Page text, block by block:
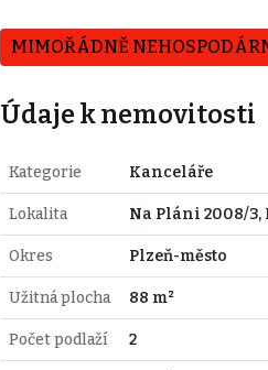
MIMOŘÁDNĚ
Údaje k nemovitosti
Kategorie Kanceláře
Lokalita Na Pláni 2008/3,
Okres Plzeň-město
Užitná plocha 88 m²
Počet podlaží 2